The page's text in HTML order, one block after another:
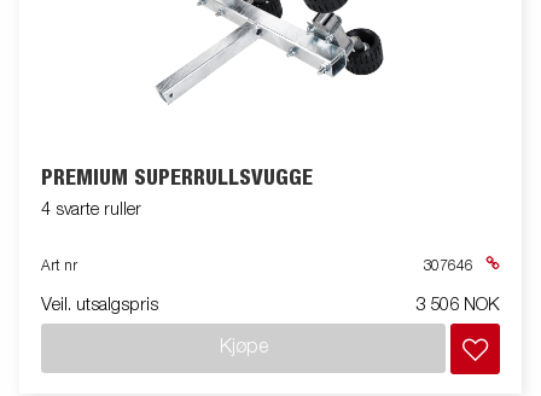
PREMIUM SUPERRULLSVUGGE
4 svarte ruller
Art nr 307646
Veil. utsalgspris 3 506 NOK
Kjøpe